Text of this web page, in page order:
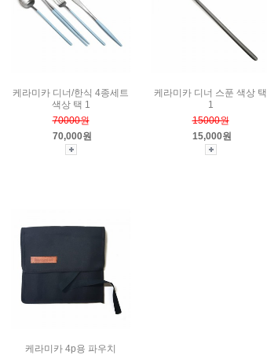
케라미카 디너/한식 4종세트
색상 택 1
70000원
70,000원
케라미카 디너 스푼 색상 택
1
15000원
15,000원
케라미카 4p용 파우치